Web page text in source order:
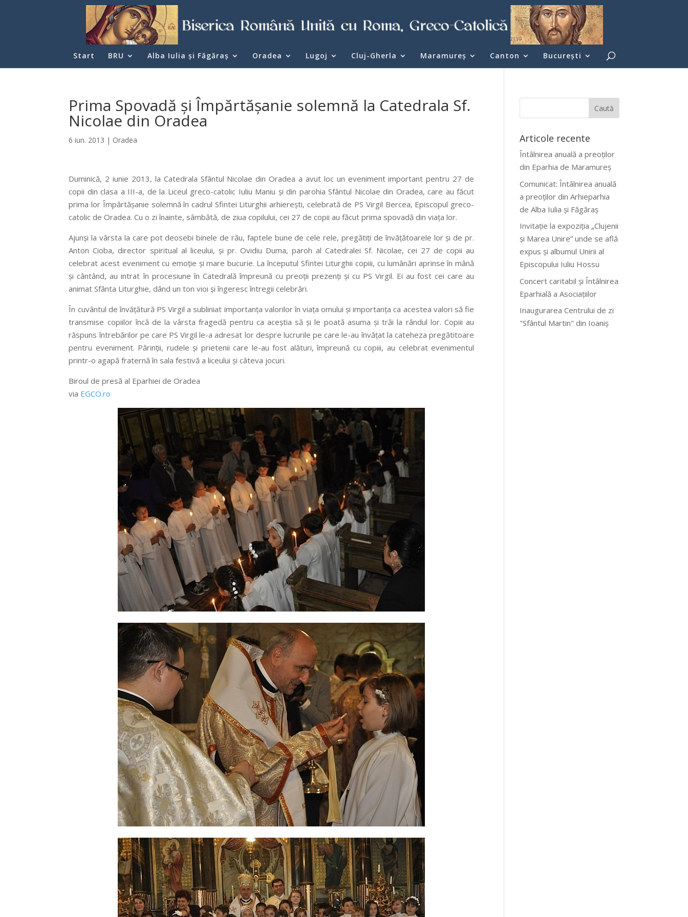
Start BRU Alba Iulia şi Făgăraş Oradea Lugoj Cluj-Gherla Maramureş Canton București
Prima Spovadă şi Împărtăşanie solemnă la Catedrala Sf.
Nicolae din Oradea
6 iun. 2013 | Oradea
Duminică, 2 iunie 2013, la Catedrala Sfântul Nicolae din Oradea a avut loc un eveniment important pentru 27 de
copii din clasa a III-a, de la Liceul greco-catolic Iuliu Maniu şi din parohia Sfântul Nicolae din Oradea, care au făcut
prima lor Împărtăşanie solemnă în cadrul Sfintei Liturghii arhiereşti, celebrată de PS Virgil Bercea, Episcopul greco-
catolic de Oradea. Cu o zi înainte, sâmbătă, de ziua copilului, cei 27 de copii au făcut prima spovadă din viaţa lor.
Ajunşi la vârsta la care pot deosebi binele de rău, faptele bune de cele rele, pregătiţi de învăţătoarele lor şi de pr.
Anton Cioba, director spiritual al liceului, şi pr. Ovidiu Duma, paroh al Catedralei Sf. Nicolae, cei 27 de copii au
celebrat acest eveniment cu emoţie şi mare bucurie. La începutul Sfintei Liturghii copiii, cu lumânări aprinse în mână
şi cântând, au intrat în procesiune în Catedrală împreună cu preoţii prezenţi şi cu PS Virgil. Ei au fost cei care au
animat Sfânta Liturghie, dând un ton vioi şi îngeresc întregii celebrări.
În cuvântul de învăţătură PS Virgil a subliniat importanţa valorilor în viaţa omului şi importanţa ca acestea valori să fie
transmise copiilor încă de la vârsta fragedă pentru ca aceştia să şi le poată asuma şi trăi la rândul lor. Copiii au
răspuns întrebărilor pe care PS Virgil le-a adresat lor despre lucrurile pe care le-au învăţat la cateheza pregătitoare
pentru eveniment. Părinţii, rudele şi prietenii care le-au fost alături, împreună cu copiii, au celebrat evenimentul
printr-o agapă fraternă în sala festivă a liceului şi câteva jocuri.
Biroul de presă al Eparhiei de Oradea
via EGCO.ro
Articole recente
Întâlnirea anuală a preoților
din Eparhia de Maramureș
Comunicat: Întâlnirea anuală
a preoților din Arhieparhia
de Alba Iulia și Făgăraș
Invitație la expoziția „Clujenii
și Marea Unire” unde se află
expus și albumul Unirii al
Episcopului Iuliu Hossu
Concert caritabil și Întâlnirea
Eparhială a Asociațiilor
Inaugurarea Centrului de zi
"Sfântul Martin" din Ioaniș